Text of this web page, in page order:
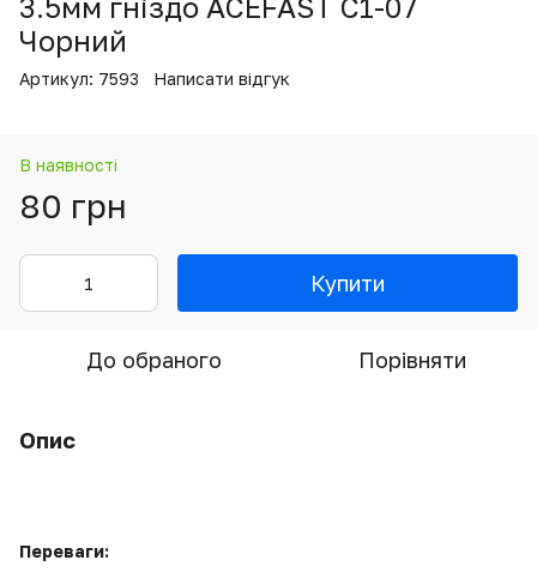
Чорний
Артикул: 7593 Написати відгук
В наявності
80 грн
Купити
До обраного Порівняти
Опис
Переваги: